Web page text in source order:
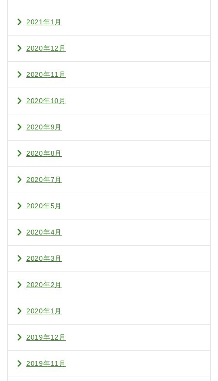
2021年1月
2020年12月
2020年11月
2020年10月
2020年9月
2020年8月
2020年7月
2020年5月
2020年4月
2020年3月
2020年2月
2020年1月
2019年12月
2019年11月